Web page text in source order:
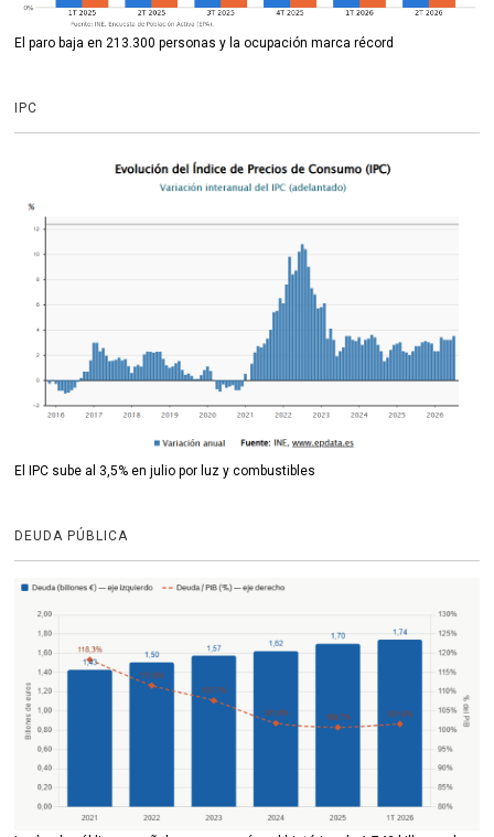
El paro baja en 213.300 personas y la ocupación marca récord
IPC
El IPC sube al 3,5% en julio por luz y combustibles
DEUDA PÚBLICA